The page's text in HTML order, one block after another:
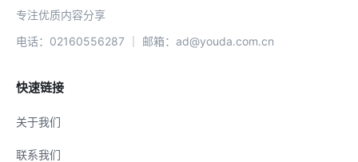
专注优质内容分享
电话：02160556287 ｜ 邮箱：ad@youda.com.cn
快速链接
关于我们
联系我们